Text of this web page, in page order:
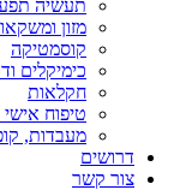
תעשיה
מזון
קוסמטיקה
כימיקלים
חקלאות
טיפוח אישי
מעבדות,
דרושים
צור קשר